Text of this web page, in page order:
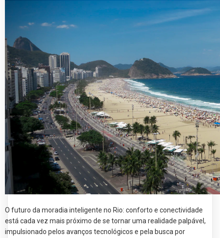
O futuro da moradia inteligente no Rio: conforto e conectividade
está cada vez mais próximo de se tornar uma realidade palpável,
impulsionado pelos avanços tecnológicos e pela busca por